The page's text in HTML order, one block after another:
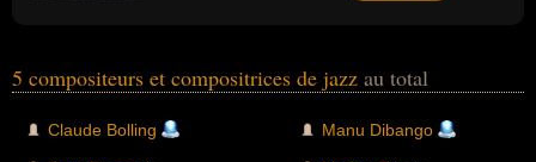
5 compositeurs et compositrices de jazz au total
Claude Bolling
Manu Dibango